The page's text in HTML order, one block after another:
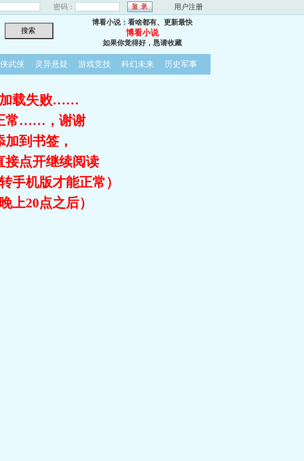
密码： 用户注册
博看小说：看啥都有、更新最快
博看小说
如果你觉得好，恳请收藏
武侠 灵异悬疑 游戏竞技 科幻未来 历史军事
加载失败……
常……，谢谢
到书签，
接点开继续阅读
手机版才能正常）
上20点之后）